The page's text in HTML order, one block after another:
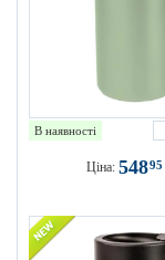
В наявності
Ціна: 54895